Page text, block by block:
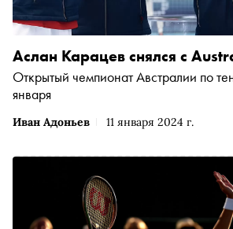
Иван Адоньев 11 января 2024 г.
Аслан Карацев снялся с
Открытый чемпионат Австралии по
января